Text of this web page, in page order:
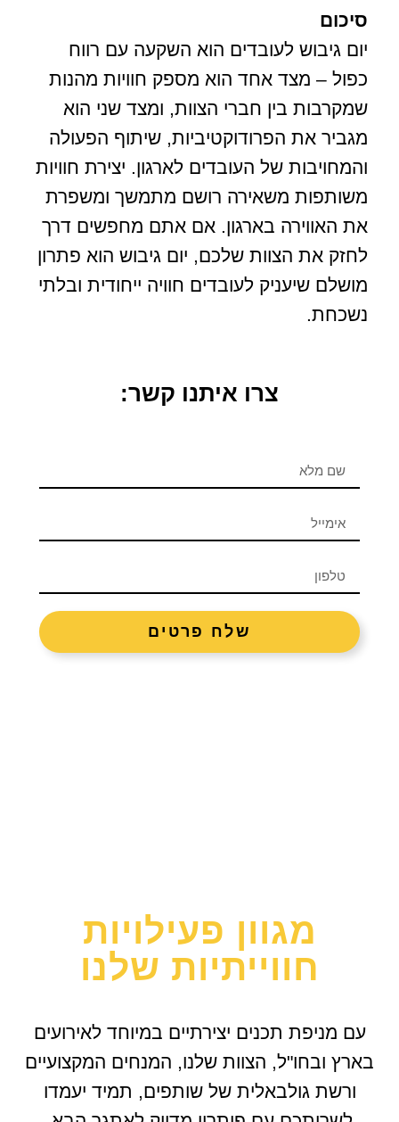
סיכום
יום גיבוש לעובדים הוא השקעה עם רווח
כפול – מצד אחד הוא מספק חוויות מהנות
שמקרבות בין חברי הצוות, ומצד שני הוא
מגביר את הפרודוקטיביות, שיתוף הפעולה
והמחויבות של העובדים לארגון. יצירת חוויות
משותפות משאירה רושם מתמשך ומשפרת
את האווירה בארגון. אם אתם מחפשים דרך
לחזק את הצוות שלכם, יום גיבוש הוא פתרון
מושלם שיעניק לעובדים חוויה ייחודית ובלתי
נשכחת.
צרו איתנו קשר:
שלח פרטים
מגוון פעילויות
חווייתיות שלנו
עם מניפת תכנים יצירתיים במיוחד לאירועים
בארץ ובחו"ל, הצוות שלנו, המנחים המקצועיים
ורשת גולבאלית של שותפים, תמיד יעמדו